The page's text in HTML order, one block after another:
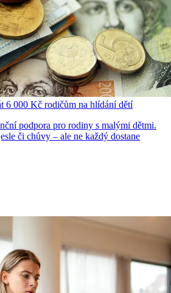
6 000 Kč rodičům na hlídání dětí
podpora pro rodiny s malými dětmi.
či chůvy – ale ne každý dostane